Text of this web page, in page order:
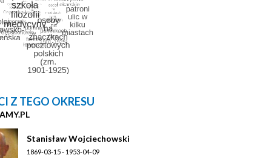
Z TEGO OKRESU
Stanisław Wojciechowski
1869-03-15 - 1953-04-09